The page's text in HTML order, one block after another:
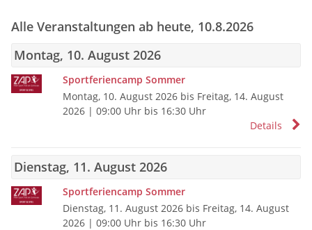
Alle Veranstaltungen ab heute, 10.8.2026
Montag, 10. August 2026
Sportferiencamp Sommer
Montag, 10. August 2026 bis Freitag, 14. August
2026 | 09:00 Uhr bis 16:30 Uhr
Details
Dienstag, 11. August 2026
Sportferiencamp Sommer
Dienstag, 11. August 2026 bis Freitag, 14. August
2026 | 09:00 Uhr bis 16:30 Uhr